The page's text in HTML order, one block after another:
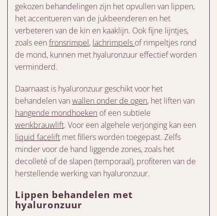
gekozen behandelingen zijn het opvullen van lippen,
het accentueren van de jukbeenderen en het
verbeteren van de kin en kaaklijn. Ook fijne lijntjes,
zoals een fronsrimpel, lachrimpels of rimpeltjes rond
de mond, kunnen met hyaluronzuur effectief worden
verminderd.
Daarnaast is hyaluronzuur geschikt voor het
behandelen van wallen onder de ogen, het liften van
hangende mondhoeken of een subtiele
wenkbrauwlift. Voor een algehele verjonging kan een
liquid facelift met fillers worden toegepast. Zelfs
minder voor de hand liggende zones, zoals het
decolleté of de slapen (temporaal), profiteren van de
herstellende werking van hyaluronzuur.
Lippen behandelen met
hyaluronzuur